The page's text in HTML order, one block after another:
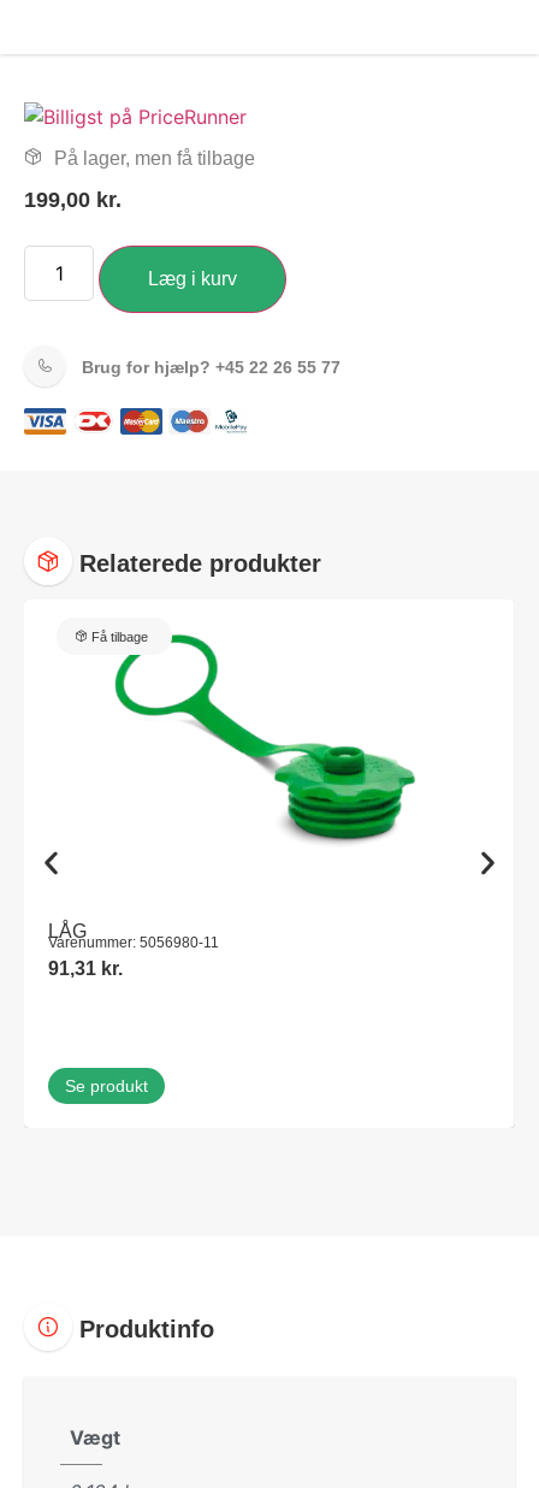
På lager, men få tilbage
199,00 kr.
Læg i kurv
Brug for hjælp? +45 22 26 55 77
Relaterede produkter
Få tilbage
LÅG
Varenummer: 5056980-11
91,31 kr.
Se produkt
Produktinfo
Vægt